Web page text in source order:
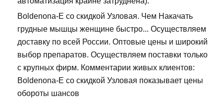
Boldenona-E со скидкой Узловая. Чем Накачать
грудные мышцы женщине быстро... Осуществляем
доставку по всей России. Оптовые цены и широкий
выбор препаратов. Осуществляем поставки только
с крупных фирм. Комментарии живых клиентов:
Boldenona-E со скидкой Узловая показывает цены
обороты шансов